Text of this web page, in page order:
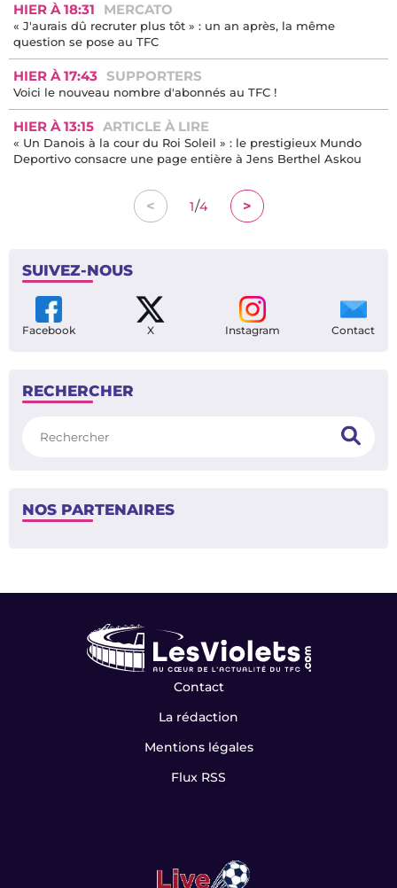
HIER À 18:31 MERCATO
« J'aurais dû recruter plus tôt » : un an après, la même
question se pose au TFC
HIER À 17:43 SUPPORTERS
Voici le nouveau nombre d'abonnés au TFC !
HIER À 13:15 ARTICLE À LIRE
« Un Danois à la cour du Roi Soleil » : le prestigieux Mundo
Deportivo consacre une page entière à Jens Berthel Askou
< 1/4 >
SUIVEZ-NOUS
Facebook X Instagram Contact
RECHERCHER
NOS PARTENAIRES
Contact
La rédaction
Mentions légales
Flux RSS